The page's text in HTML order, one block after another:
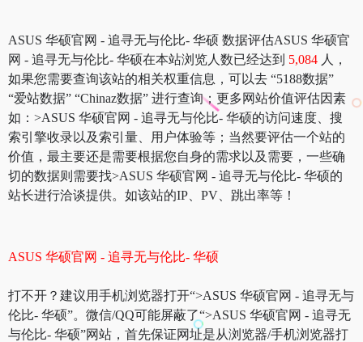
ASUS 华硕官网 - 追寻无与伦比- 华硕 数据评估ASUS 华硕官
网 - 追寻无与伦比- 华硕在本站浏览人数已经达到 5,084 人，
如果您需要查询该站的相关权重信息，可以去 “5188数据”
“爱站数据” “Chinaz数据” 进行查询；更多网站价值评估因素
如：>ASUS 华硕官网 - 追寻无与伦比- 华硕的访问速度、搜
索引擎收录以及索引量、用户体验等；当然要评估一个站的
价值，最主要还是需要根据您自身的需求以及需要，一些确
切的数据则需要找>ASUS 华硕官网 - 追寻无与伦比- 华硕的
站长进行洽谈提供。如该站的IP、PV、跳出率等！
ASUS 华硕官网 - 追寻无与伦比- 华硕
打不开？建议用手机浏览器打开“>ASUS 华硕官网 - 追寻无与
伦比- 华硕”。微信/QQ可能屏蔽了“>ASUS 华硕官网 - 追寻无
与伦比- 华硕”网站，首先保证网址是从浏览器/手机浏览器打